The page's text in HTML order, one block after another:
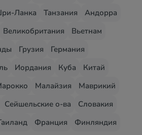
Ланка Танзания
Андорра
Великобритания
Вьетнам
Грузия
Германия
Иордания Куба
Китай
Малайзия
Маврикий
Сейшельские о-ва
Словакия
Франция
Финляндия